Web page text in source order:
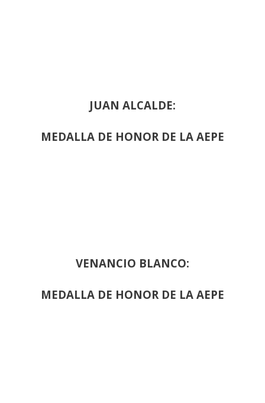
JUAN ALCALDE:
MEDALLA DE HONOR DE LA AEPE
VENANCIO BLANCO:
MEDALLA DE HONOR DE LA AEPE